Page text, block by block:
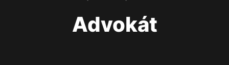
Advokát